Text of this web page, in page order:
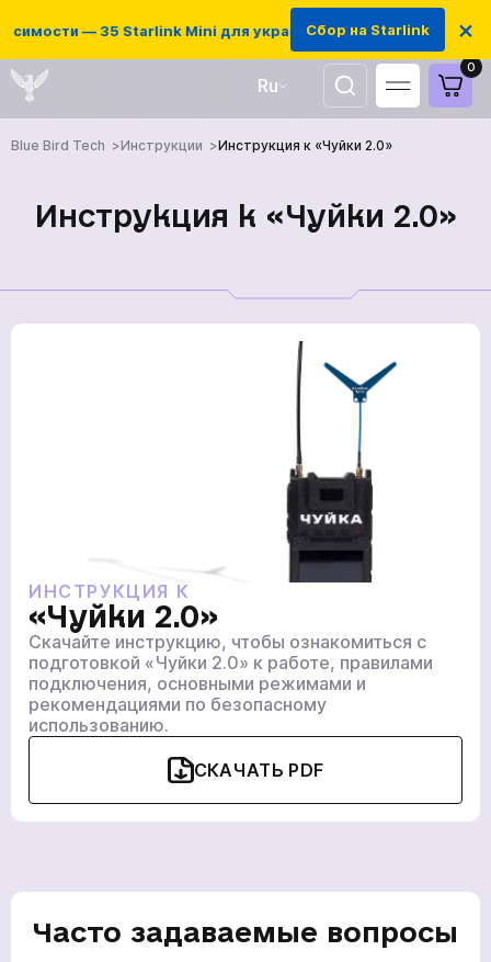
— 35 Starlink Mini для украинских защитников
Сбор на Starlink ×
Ru
UA
EN
0
ПРОДУКЦИЯ
УСЛУГИ
НОВОСТИ
КОМПАНИИ
ВАКАНСИИ
МЕРЧ
КОМПАНИИ
О НАС
Академия
Blue Bird Tech Инструкции Инструкция к «Чуйки 2.0»
Инструкция к «Чуйки 2.0»
ИНСТРУКЦИЯ К
«Чуйки 2.0»
Скачайте инструкцию, чтобы ознакомиться с
подготовкой «Чуйки 2.0» к работе, правилами
подключения, основными режимами и
рекомендациями по безопасному
использованию.
СКАЧАТЬ PDF
Часто задаваемые вопросы